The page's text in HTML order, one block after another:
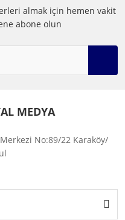
almak için hemen vakit
abone olun
MEDYA
No:89/22 Karaköy/